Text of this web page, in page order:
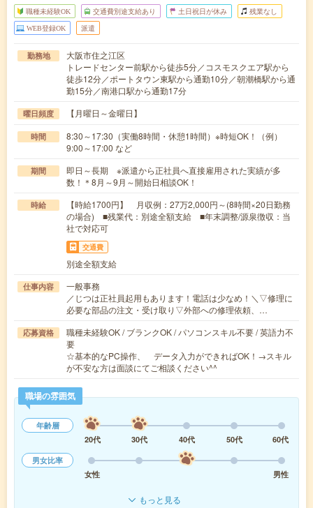
職種未経験OK 交通費別途支給あり 土日祝日が休み 残業なし
WEB登録OK 派遣
勤務地
大阪市住之江区
トレードセンター前駅から徒歩5分／コスモスクエア駅から
徒歩12分／ポートタウン東駅から通勤10分／朝潮橋駅から通
勤15分／南港口駅から通勤17分
曜日頻度 【月曜日～金曜日】
時間
8:30～17:30（実働8時間・休憩1時間）※時短OK！（例）
9:00～17:00 など
期間
即日～長期 ※派遣から正社員へ直接雇用された実績が多
数！＊8月～9月～開始日相談OK！
時給
【時給1700円】 月収例：27万2,000円～(8時間×20日勤務
の場合) ■残業代：別途全額支給 ■年末調整/源泉徴収：当
社で対応可
交通費
別途全額支給
仕事内容
一般事務
／じつは正社員起用もあります！電話は少なめ！＼▽修理に
必要な部品の注文・受け取り▽外部への修理依頼、…
応募資格
職種未経験OK / ブランクOK / パソコンスキル不要 / 英語力不
要
☆基本的なPC操作、 データ入力ができればOK！→スキル
が不安な方は面談にてご相談ください^^
職場の雰囲気
年齢層
20代
30代 40代 50代
60代
男女比率
女性
男性
もっと見る